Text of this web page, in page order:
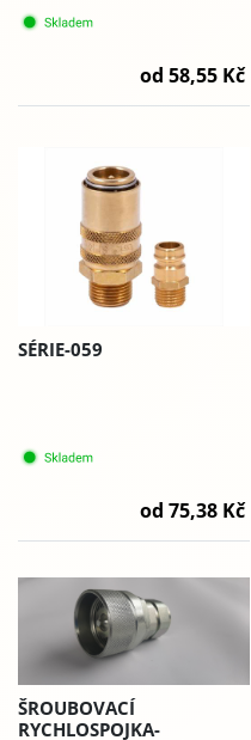
od 58,55 Kč
SÉRIE-059
od 75,38 Kč
ŠROUBOVACÍ
RYCHLOSPOJKA-